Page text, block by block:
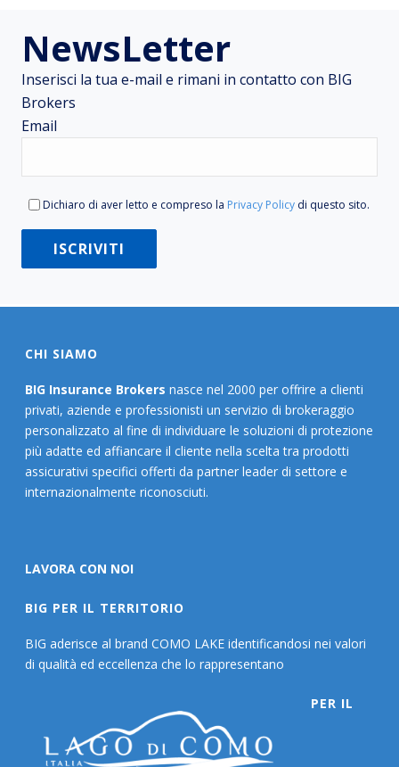
NewsLetter
Inserisci la tua e-mail e rimani in contatto con BIG
Brokers
Email
Dichiaro di aver letto e compreso la Privacy Policy di questo sito.
CHI SIAMO
BIG Insurance Brokers nasce nel 2000 per offrire a clienti
privati, aziende e professionisti un servizio di brokeraggio
personalizzato al fine di individuare le soluzioni di protezione
più adatte ed affiancare il cliente nella scelta tra prodotti
assicurativi specifici offerti da partner leader di settore e
internazionalmente riconosciuti.
LAVORA CON NOI
BIG PER IL TERRITORIO
BIG aderisce al brand COMO LAKE identificandosi nei valori
di qualità ed eccellenza che lo rappresentano
PER IL